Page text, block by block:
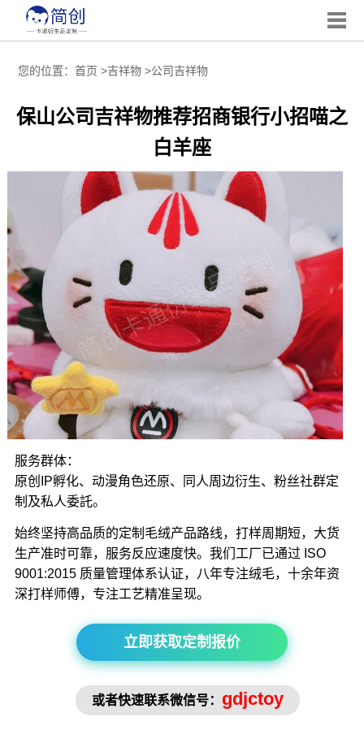
您的位置： 首页 >吉祥物>公司吉祥物
保山公司吉祥物推荐招商银行小招喵之
白羊座
服务群体：
原创IP孵化、动漫角色还原、同人周边衍生、粉丝社群定
制及私人委託。
始终坚持高品质的定制毛绒产品路线，打样周期短，大货
生产准时可靠，服务反应速度快。我们工厂已通过 ISO
9001:2015 质量管理体系认证，八年专注绒毛，十余年资
深打样师傅，专注工艺精准呈现。
立即获取定制报价
或者快速联系微信号： gdjctoy